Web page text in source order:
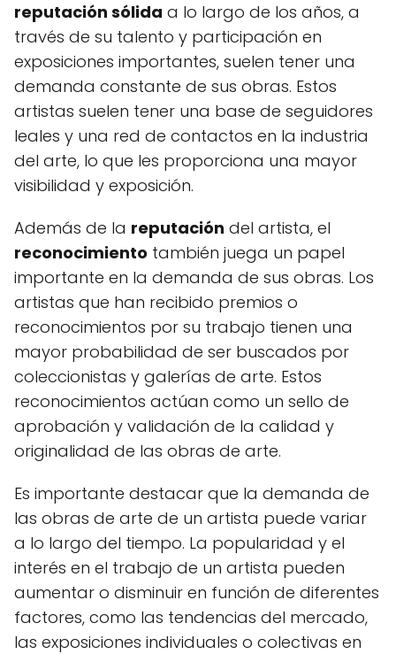
reputación sólida a lo largo de los años, a
través de su talento y participación en
exposiciones importantes, suelen tener una
demanda constante de sus obras. Estos
artistas suelen tener una base de seguidores
leales y una red de contactos en la industria
del arte, lo que les proporciona una mayor
visibilidad y exposición.
Además de la reputación del artista, el
reconocimiento también juega un papel
importante en la demanda de sus obras. Los
artistas que han recibido premios o
reconocimientos por su trabajo tienen una
mayor probabilidad de ser buscados por
coleccionistas y galerías de arte. Estos
reconocimientos actúan como un sello de
aprobación y validación de la calidad y
originalidad de las obras de arte.
Es importante destacar que la demanda de
las obras de arte de un artista puede variar
a lo largo del tiempo. La popularidad y el
interés en el trabajo de un artista pueden
aumentar o disminuir en función de diferentes
factores, como las tendencias del mercado,
las exposiciones individuales o colectivas en